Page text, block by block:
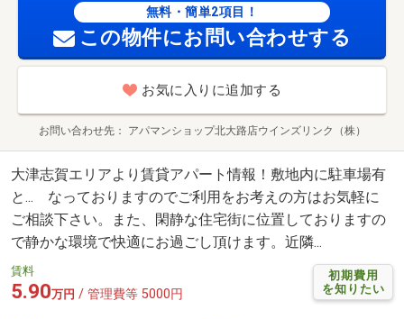
無料・簡単2項目！
この物件にお問い合わせする
お気に入りに追加する
お問い合わせ先 アパマンショップ北大路店ウインズリンク（株）
大津志賀エリアより賃貸アパート情報！敷地内に駐車場有
と... なっておりますのでご利用をお考えの方はお気軽に
ご相談下さい。また、閑静な住宅街に位置しておりますの
で静かな環境で快適にお過ごし頂けます。近隣...
初期費用
を知りたい
賃料
5.90万円 / 管理費等 5000円